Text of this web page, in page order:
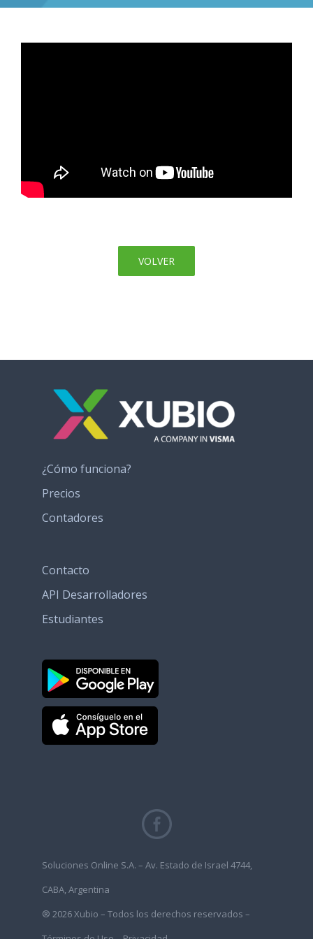
VOLVER
¿Cómo funciona?
Precios
Contadores
Contacto
API Desarrolladores
Estudiantes
Soluciones Online S.A. – Av. Estado de Israel 4744,
CABA, Argentina
® 2026 Xubio – Todos los derechos reservados –